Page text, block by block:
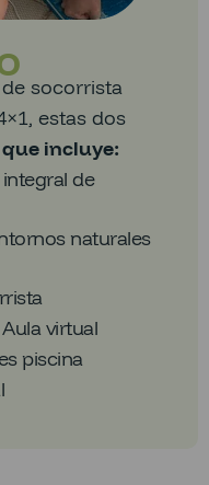
socorrista
estas dos
incluye:
de
naturales
virtual
piscina